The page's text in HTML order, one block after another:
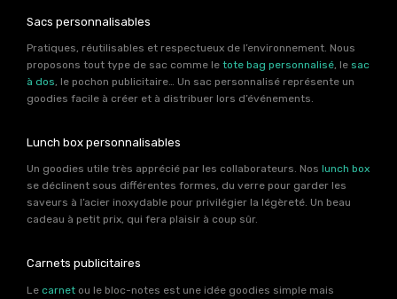
Sacs personnalisables
Pratiques, réutilisables et respectueux de l’environnement. Nous
proposons tout type de sac comme le tote bag personnalisé, le sac
à dos, le pochon publicitaire… Un sac personnalisé représente un
goodies facile à créer et à distribuer lors d’événements.
Lunch box personnalisables
Un goodies utile très apprécié par les collaborateurs. Nos lunch box
se déclinent sous différentes formes, du verre pour garder les
saveurs à l’acier inoxydable pour privilégier la légèreté. Un beau
cadeau à petit prix, qui fera plaisir à coup sûr.
Carnets publicitaires
Le carnet ou le bloc-notes est une idée goodies simple mais